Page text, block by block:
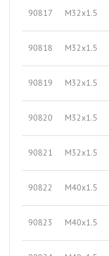
90817 M32x1.5
90818 M32x1.5
90819 M32x1.5
90820 M32x1.5
90821 M32x1.5
90822 M40x1.5
90823 M40x1.5